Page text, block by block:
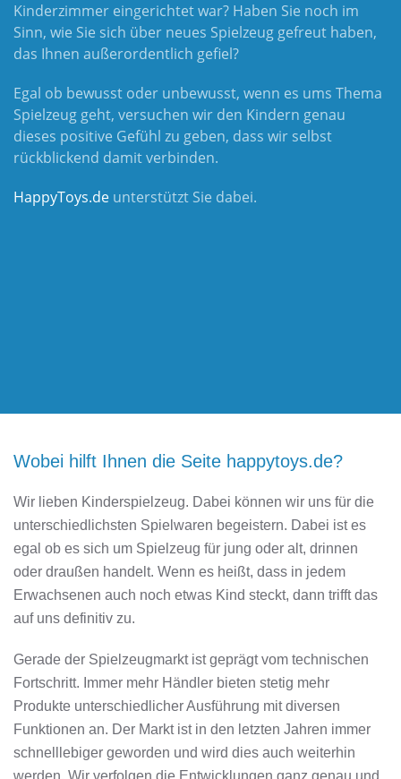
Kinderzimmer eingerichtet war? Haben Sie noch im
Sinn, wie Sie sich über neues Spielzeug gefreut haben,
das Ihnen außerordentlich gefiel?
Egal ob bewusst oder unbewusst, wenn es ums Thema
Spielzeug geht, versuchen wir den Kindern genau
dieses positive Gefühl zu geben, dass wir selbst
rückblickend damit verbinden.
HappyToys.de unterstützt Sie dabei.
Wobei hilft Ihnen die Seite happytoys.de?
Wir lieben Kinderspielzeug. Dabei können wir uns für die
unterschiedlichsten Spielwaren begeistern. Dabei ist es
egal ob es sich um Spielzeug für jung oder alt, drinnen
oder draußen handelt. Wenn es heißt, dass in jedem
Erwachsenen auch noch etwas Kind steckt, dann trifft das
auf uns definitiv zu.
Gerade der Spielzeugmarkt ist geprägt vom technischen
Fortschritt. Immer mehr Händler bieten stetig mehr
Produkte unterschiedlicher Ausführung mit diversen
Funktionen an. Der Markt ist in den letzten Jahren immer
schnelllebiger geworden und wird dies auch weiterhin
werden. Wir verfolgen die Entwicklungen ganz genau und